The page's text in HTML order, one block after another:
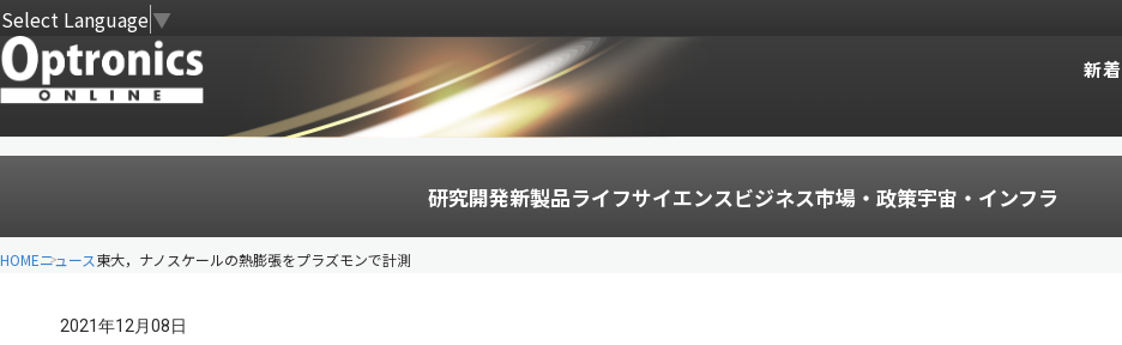
Select Language▼
新着
研究開発新製品ライフサイエンスビジネス市場・政策宇宙・インフラ
HOMEニュース東大，ナノスケールの熱膨張をプラズモンで計測
2021年12月08日